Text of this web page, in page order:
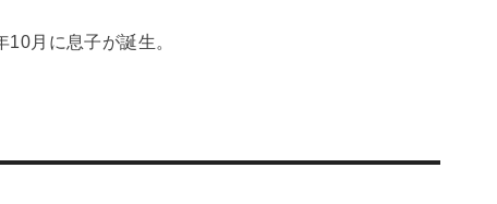
月に息子が誕生。